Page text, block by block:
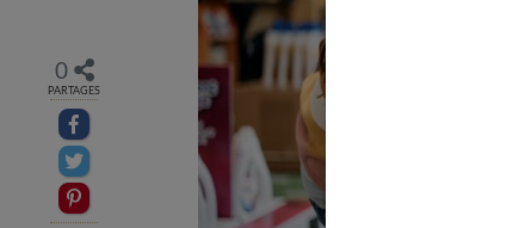
0
PARTAGES
Partager sur facebook
Partager sur Twitter
Epingler sur Pinterest